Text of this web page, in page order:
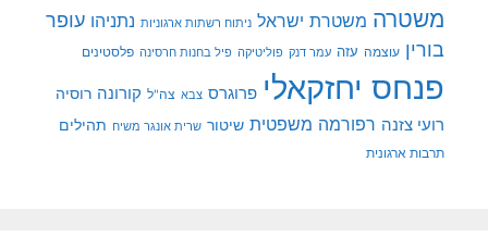
משטרה משטרת ישראל ניתוח רשתות ארגוניות נתניהו עופר
בורין עוצמה עזה עמר דנק פוליטיקה פיל בחנות חרסינה פלסטינים
פנחס יחזקאלי פרוגרס צבא צה"ל קורונה רוסיה
רועי צזנה רפורמה משפטית שיטור שרית אונגר משיח תהילים
תרבות ארגונית